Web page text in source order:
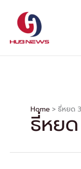
content
Home ธี่หยด 3
ธี่หย